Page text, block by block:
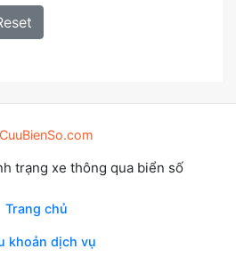
trạng xe thông qua biển số
Trang chủ
khoản dịch vụ